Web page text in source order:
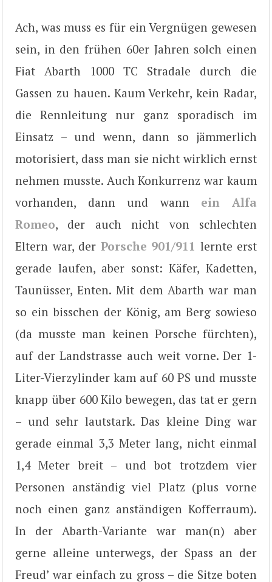
Ach, was muss es für ein Vergnügen gewesen
sein, in den frühen 60er Jahren solch einen
Fiat Abarth 1000 TC Stradale durch die
Gassen zu hauen. Kaum Verkehr, kein Radar,
die Rennleitung nur ganz sporadisch im
Einsatz – und wenn, dann so jämmerlich
motorisiert, dass man sie nicht wirklich ernst
nehmen musste. Auch Konkurrenz war kaum
vorhanden, dann und wann ein Alfa
Romeo, der auch nicht von schlechten
Eltern war, der Porsche 901/911 lernte erst
gerade laufen, aber sonst: Käfer, Kadetten,
Taunüsser, Enten. Mit dem Abarth war man
so ein bisschen der König, am Berg sowieso
(da musste man keinen Porsche fürchten),
auf der Landstrasse auch weit vorne. Der 1-
Liter-Vierzylinder kam auf 60 PS und musste
knapp über 600 Kilo bewegen, das tat er gern
– und sehr lautstark. Das kleine Ding war
gerade einmal 3,3 Meter lang, nicht einmal
1,4 Meter breit – und bot trotzdem vier
Personen anständig viel Platz (plus vorne
noch einen ganz anständigen Kofferraum).
In der Abarth-Variante war man(n) aber
gerne alleine unterwegs, der Spass an der
Freud’ war einfach zu gross – die Sitze boten